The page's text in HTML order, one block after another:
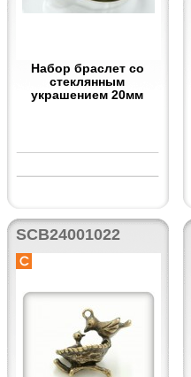
Набор браслет со
стеклянным
украшением 20мм
SCB24001022